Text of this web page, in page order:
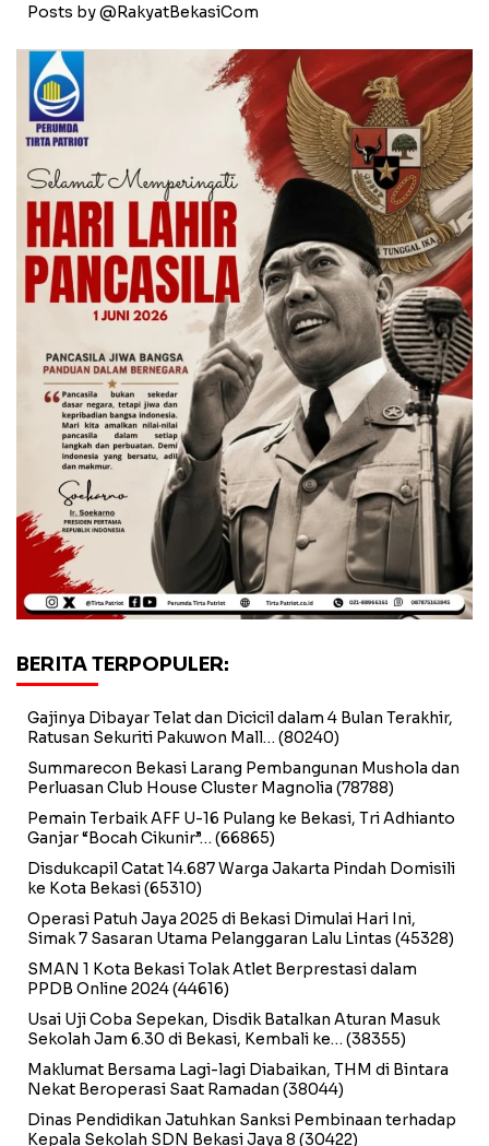
Posts by @RakyatBekasiCom
BERITA TERPOPULER:
Gajinya Dibayar Telat dan Dicicil dalam 4 Bulan Terakhir,
Ratusan Sekuriti Pakuwon Mall… (80240)
Summarecon Bekasi Larang Pembangunan Mushola dan
Perluasan Club House Cluster Magnolia (78788)
Pemain Terbaik AFF U-16 Pulang ke Bekasi, Tri Adhianto
Ganjar “Bocah Cikunir”… (66865)
Disdukcapil Catat 14.687 Warga Jakarta Pindah Domisili
ke Kota Bekasi(65310)
Operasi Patuh Jaya 2025 di Bekasi Dimulai Hari Ini,
Simak 7 Sasaran Utama Pelanggaran Lalu Lintas (45328)
SMAN 1 Kota Bekasi Tolak Atlet Berprestasi dalam
PPDB Online 2024(44616)
Usai Uji Coba Sepekan, Disdik Batalkan Aturan Masuk
Sekolah Jam 6.30 di Bekasi, Kembali ke… (38355)
Maklumat Bersama Lagi-lagi Diabaikan, THM di Bintara
Nekat Beroperasi Saat Ramadan (38044)
Dinas Pendidikan Jatuhkan Sanksi Pembinaan terhadap
Kepala Sekolah SDN Bekasi Jaya 8 (30422)